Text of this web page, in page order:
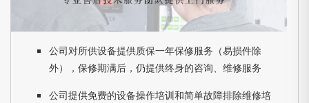
公司对所供设备提供质保一年保修服务（易损件除
外），保修期满后，仍提供终身的咨询、维修服务
公司提供免费的设备操作培训和简单故障排除维修培